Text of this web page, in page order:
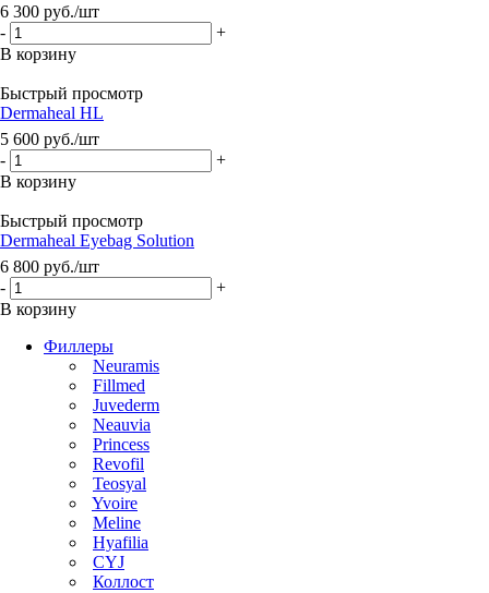
6 300 руб./шт
-
+
В корзину
Быстрый просмотр
Dermaheal HL
5 600 руб./шт
-
+
В корзину
Быстрый просмотр
Dermaheal Eyebag Solution
6 800 руб./шт
-
+
В корзину
Филлеры
Neuramis
Fillmed
Juvederm
Neauvia
Princess
Revofil
Teosyal
Yvoire
Meline
Hyafilia
CYJ
Коллост